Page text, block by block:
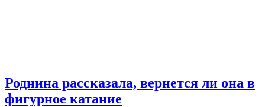
Роднина рассказала, вернется ли она в
фигурное катание